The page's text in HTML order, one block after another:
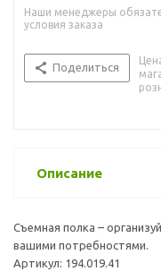
Наши менеджеры
условия заказа
Поделиться
Описание
Съемная полка –
вашими потребностями.
Артикул: 194.019.41